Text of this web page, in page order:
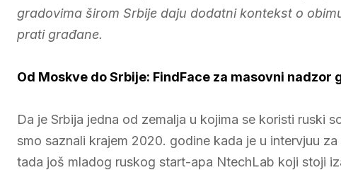
gradovima širom Srbije daju dodatni kontekst o
prati građane.
Od Moskve do Srbije: FindFace za masovni nadzor
Da je Srbija jedna od zemalja u kojima se koristi ruski
smo saznali krajem 2020. godine kada je u intervjuu
tada još mladog ruskog start-apa NtechLab koji stoji